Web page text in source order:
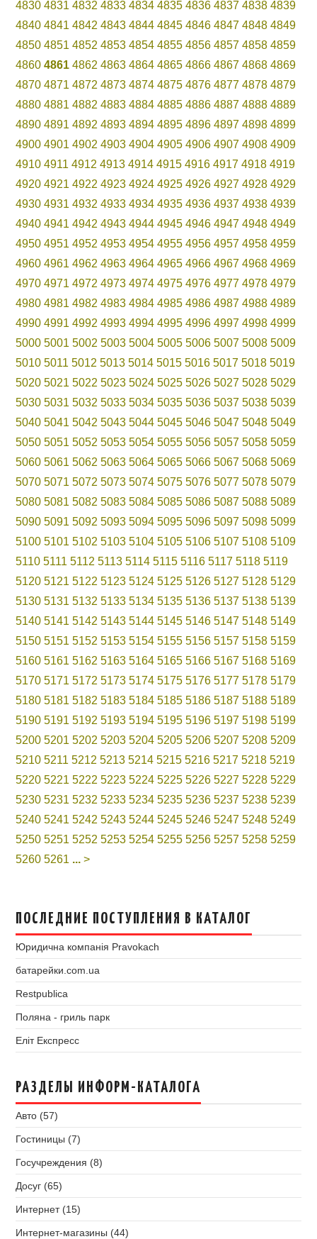
4830 4831 4832 4833 4834 4835 4836 4837 4838 4839
4840 4841 4842 4843 4844 4845 4846 4847 4848 4849
4850 4851 4852 4853 4854 4855 4856 4857 4858 4859
4860 4861 4862 4863 4864 4865 4866 4867 4868 4869
4870 4871 4872 4873 4874 4875 4876 4877 4878 4879
4880 4881 4882 4883 4884 4885 4886 4887 4888 4889
4890 4891 4892 4893 4894 4895 4896 4897 4898 4899
4900 4901 4902 4903 4904 4905 4906 4907 4908 4909
4910 4911 4912 4913 4914 4915 4916 4917 4918 4919
4920 4921 4922 4923 4924 4925 4926 4927 4928 4929
4930 4931 4932 4933 4934 4935 4936 4937 4938 4939
4940 4941 4942 4943 4944 4945 4946 4947 4948 4949
4950 4951 4952 4953 4954 4955 4956 4957 4958 4959
4960 4961 4962 4963 4964 4965 4966 4967 4968 4969
4970 4971 4972 4973 4974 4975 4976 4977 4978 4979
4980 4981 4982 4983 4984 4985 4986 4987 4988 4989
4990 4991 4992 4993 4994 4995 4996 4997 4998 4999
5000 5001 5002 5003 5004 5005 5006 5007 5008 5009
5010 5011 5012 5013 5014 5015 5016 5017 5018 5019
5020 5021 5022 5023 5024 5025 5026 5027 5028 5029
5030 5031 5032 5033 5034 5035 5036 5037 5038 5039
5040 5041 5042 5043 5044 5045 5046 5047 5048 5049
5050 5051 5052 5053 5054 5055 5056 5057 5058 5059
5060 5061 5062 5063 5064 5065 5066 5067 5068 5069
5070 5071 5072 5073 5074 5075 5076 5077 5078 5079
5080 5081 5082 5083 5084 5085 5086 5087 5088 5089
5090 5091 5092 5093 5094 5095 5096 5097 5098 5099
5100 5101 5102 5103 5104 5105 5106 5107 5108 5109
5110 5111 5112 5113 5114 5115 5116 5117 5118 5119
5120 5121 5122 5123 5124 5125 5126 5127 5128 5129
5130 5131 5132 5133 5134 5135 5136 5137 5138 5139
5140 5141 5142 5143 5144 5145 5146 5147 5148 5149
5150 5151 5152 5153 5154 5155 5156 5157 5158 5159
5160 5161 5162 5163 5164 5165 5166 5167 5168 5169
5170 5171 5172 5173 5174 5175 5176 5177 5178 5179
5180 5181 5182 5183 5184 5185 5186 5187 5188 5189
5190 5191 5192 5193 5194 5195 5196 5197 5198 5199
5200 5201 5202 5203 5204 5205 5206 5207 5208 5209
5210 5211 5212 5213 5214 5215 5216 5217 5218 5219
5220 5221 5222 5223 5224 5225 5226 5227 5228 5229
5230 5231 5232 5233 5234 5235 5236 5237 5238 5239
5240 5241 5242 5243 5244 5245 5246 5247 5248 5249
5250 5251 5252 5253 5254 5255 5256 5257 5258 5259
5260 5261 ... >
ПОСЛЕДНИЕ ПОСТУПЛЕНИЯ В КАТАЛОГ
Юридична компанія Pravokach
батарейки.com.ua
Restpublica
Поляна - гриль парк
Еліт Експресс
РАЗДЕЛЫ ИНФОРМ-КАТАЛОГА
Авто (57)
Гостиницы (7)
Госучреждения (8)
Досуг (65)
Интернет (15)
Интернет-магазины (44)